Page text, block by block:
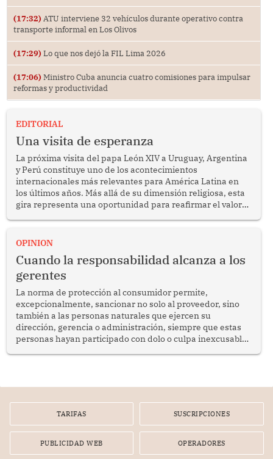
(17:32) ATU interviene 32 vehículos durante operativo contra
transporte informal en Los Olivos
(17:29) Lo que nos dejó la FIL Lima 2026
(17:06) Ministro Cuba anuncia cuatro comisiones para impulsar
reformas y productividad
EDITORIAL
Una visita de esperanza
La próxima visita del papa León XIV a Uruguay, Argentina
y Perú constituye uno de los acontecimientos
internacionales más relevantes para América Latina en
los últimos años. Más allá de su dimensión religiosa, esta
gira representa una oportunidad para reafirmar el valor
enfrenta desafíos en materia de desarrollo, cohesión
OPINION
Cuando la responsabilidad alcanza a los
gerentes
La norma de protección al consumidor permite,
excepcionalmente, sancionar no solo al proveedor, sino
también a las personas naturales que ejercen su
dirección, gerencia o administración, siempre que estas
personas hayan participado con dolo o culpa inexcusable
por la frustrada realización de un meet and greet con
TARIFAS SUSCRIPCIONES
PUBLICIDAD WEB OPERADORES